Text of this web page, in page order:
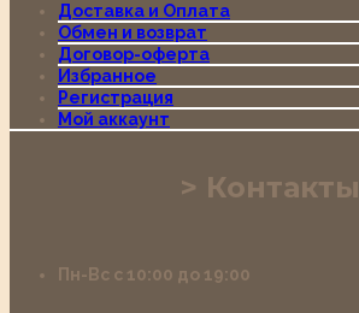
Доставка и Оплата
Обмен и возврат
Договор-оферта
Избранное
Регистрация
Мой аккаунт
Контакты
Пн-Вс с 10:00 до 19:00